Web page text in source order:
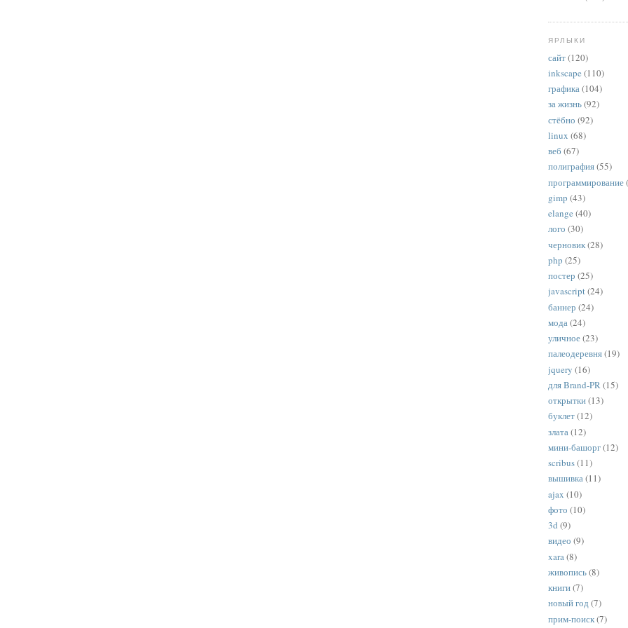
ЯРЛЫКИ
сайт(120)
inkscape (110)
графика(104)
за жизнь(92)
стёбно (92)
linux (68)
веб (67)
полиграфия(55)
программирование
gimp (43)
elange (40)
лого (30)
черновик(28)
php (25)
постер (25)
javascript(24)
баннер (24)
мода(24)
уличное(23)
палеодеревня(19)
jquery (16)
для Brand-PR(15)
открытки(13)
буклет(12)
злата(12)
мини-башорг(12)
scribus(11)
вышивка(11)
ajax (10)
фото (10)
3d (9)
видео (9)
xara(8)
живопись(8)
книги(7)
новый год (7)
прим-поиск(7)